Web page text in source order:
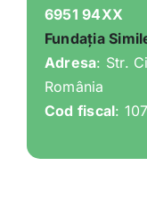
6951 94XX
Fundația
Adresa: Str.
România
Cod fiscal: